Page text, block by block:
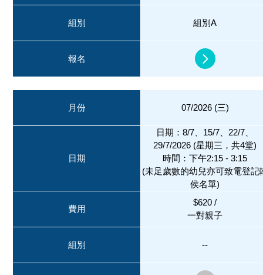
組別 組別A
報名
月份 07/2026 (三)
日期
日期：8/7、15/7、22/7、
29/7/2026 (星期三，共4堂)
時間：下午2:15 - 3:15
(未足歲數的幼兒亦可致電登記
侯名單)
費用
$620 /
一對親子
組別 --